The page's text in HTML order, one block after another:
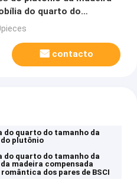
do quarto do
do diodo emissor de luz
contacto
do quarto do tamanho da
plutônio
do quarto do tamanho da
madeira compensada
romântica dos pares de BSCI